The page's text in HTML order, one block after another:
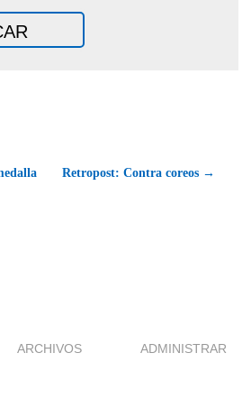
Retropost: Contra coreos →
ARCHIVOS ADMINISTRAR